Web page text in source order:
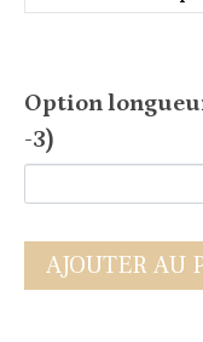
Option
-3)
AJOUTER AU